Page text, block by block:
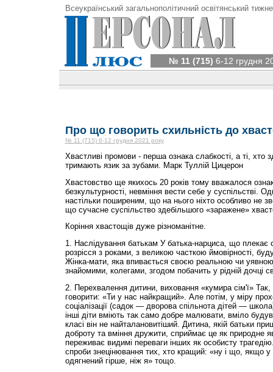
Всеукраїнський загальнополітичний освітянський
№ 11 (715) 6-12 грудня
Про що говорить схильність до
№ 11 (715) 6-12 грудня 2021 року
Хвастливі промови - перша ознака слабкості, а ті, хто
тримають язик за зубами. Марк Туллій Цицерон
Хвастовство ще якихось 20 років тому вважалося
безкультурності, невміння вести себе у суспільстві.
настільки поширеним, що на нього ніхто особливо не
що сучасне суспільство здебільшого «заражене»
Коріння хвастощів дуже різноманітне.
1. Наслідування батькам У батька-нарциса, що плекає
розрісся з роками, з великою часткою ймовірності,
Жінка-мати, яка впивається своєю реальною чи
знайомими, колегами, згодом побачить у рідній дочці
2. Перехвалення дитини, виховання «кумира сім'ї»
говорити: «Ти у нас найкращий». Але потім, у міру
соціалізації (садок — дворова спільнота дітей —
інші діти вміють так само добре малювати, вміло
класі він не найталановитіший. Дитина, якій батьки
доброту та вміння дружити, сприймає це як природне
переживає видимі переваги інших як особисту
спроби знецінювання тих, хто кращий: «ну і що, якщо у
одягнений гірше, ніж я» тощо.